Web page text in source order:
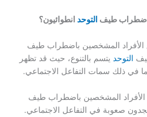
طيف التوحد انطوائيون؟
الأفراد المشخصين باضطراب طيف
التوحد يتسم بالتنوع، حيث قد تظهر
في ذلك سمات التفاعل الاجتماعي.
المشخصين باضطراب طيف
صعوبة في التفاعل الاجتماعي.